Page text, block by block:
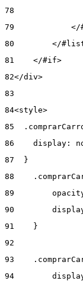
78
79
</
80
</
81
    </#if>
82</div>
83
84<style>
85
86
display:
87
  }
88
89
90
91
    }
92
93
94